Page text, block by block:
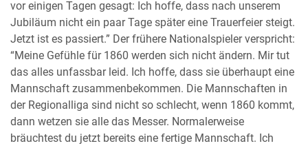
vor einigen Tagen gesagt: Ich hoffe, dass nach unserem
Jubiläum nicht ein paar Tage später eine Trauerfeier steigt.
Jetzt ist es passiert.” Der frühere Nationalspieler verspricht:
“Meine Gefühle für 1860 werden sich nicht ändern. Mir tut
das alles unfassbar leid. Ich hoffe, dass sie überhaupt eine
Mannschaft zusammenbekommen. Die Mannschaften in
der Regionalliga sind nicht so schlecht, wenn 1860 kommt,
dann wetzen sie alle das Messer. Normalerweise
bräuchtest du jetzt bereits eine fertige Mannschaft. Ich